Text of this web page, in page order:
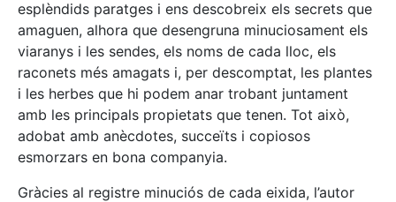
esplèndids paratges i ens descobreix els secrets que
amaguen, alhora que desengruna minuciosament els
viaranys i les sendes, els noms de cada lloc, els
raconets més amagats i, per descomptat, les plantes
i les herbes que hi podem anar trobant juntament
amb les principals propietats que tenen. Tot això,
adobat amb anècdotes, succeïts i copiosos
esmorzars en bona companyia.
Gràcies al registre minuciós de cada eixida, l’autor